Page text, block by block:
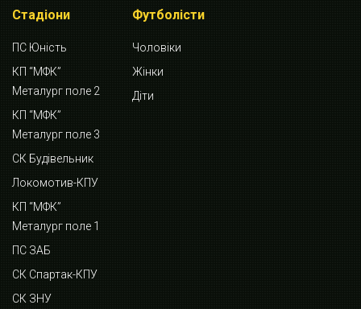
Стадіони
ПС Юність
КП “МФК”
Металург поле 2
КП “МФК”
Металург поле 3
СК Будівельник
Локомотив-КПУ
КП “МФК”
Металург поле 1
ПС ЗАБ
СК Спартак-КПУ
СК ЗНУ
Футболісти
Чоловіки
Жінки
Діти